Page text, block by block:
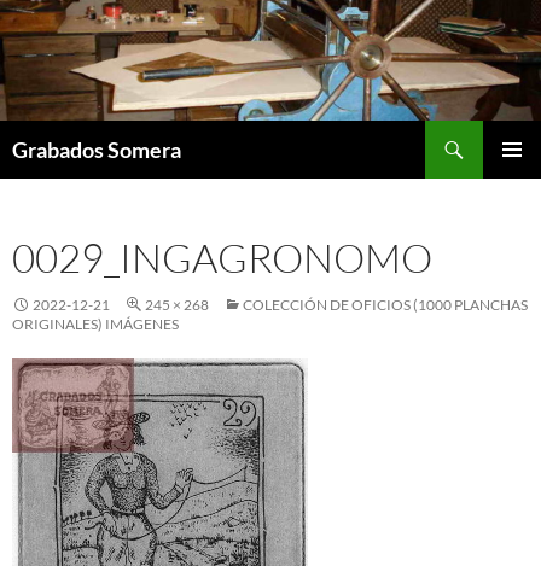
Saltar
al
contenido
Grabados Somera
0029_INGAGRONOMO
2022-12-21 245 × 268
COLECCIÓN DE OFICIOS (1000 PLANCHAS
ORIGINALES) IMÁGENES